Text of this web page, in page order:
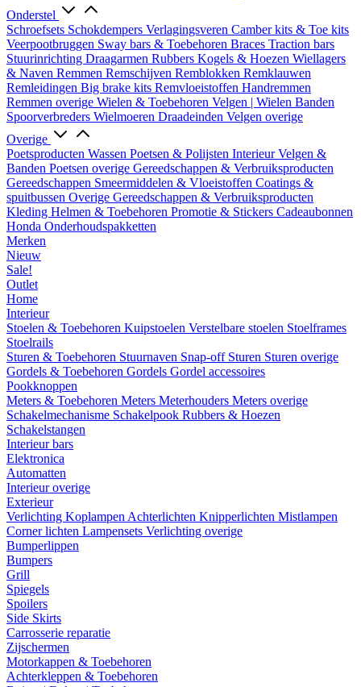
Onderstel
Schroefsets Schokdempers Verlagingsveren Camber kits & Toe kits
Veerpootbruggen Sway bars & Toebehoren Braces Traction bars
Stuurinrichting Draagarmen Rubbers Kogels & Hoezen Wiellagers
& Naven Remmen Remschijven Remblokken Remklauwen
Remleidingen Big brake kits Remvloeistoffen Handremmen
Remmen overige Wielen & Toebehoren Velgen | Wielen Banden
Spoorverbreders Wielmoeren Draadeinden Velgen overige
Overige
Poetsproducten Wassen Poetsen & Polijsten InterieurVelgen &
Banden Poetsen overige Gereedschappen & Verbruiksproducten
Gereedschappen Smeermiddelen & Vloeistoffen Coatings &
spuitbussen Overige Gereedschappen & Verbruiksproducten
Kleding Helmen & Toebehoren Promotie & Stickers Cadeaubonnen
Honda Onderhoudspakketten
Merken
Nieuw
Sale!
Outlet
Home
Interieur
Stoelen & Toebehoren Kuipstoelen Verstelbare stoelen Stoelframes
Stoelrails
Sturen & Toebehoren Stuurnaven Snap-off Sturen Sturen overige
Gordels & Toebehoren Gordels Gordel accessoires
Pookknoppen
Meters & Toebehoren Meters Meterhouders Meters overige
Schakelmechanisme Schakelpook Rubbers & Hoezen
Schakelstangen
Interieur bars
Elektronica
Automatten
Interieur overige
Exterieur
Verlichting Koplampen Achterlichten Knipperlichten Mistlampen
Corner lichten Lampensets Verlichting overige
Bumperlippen
Bumpers
Grill
Spiegels
Spoilers
Side Skirts
Carrosserie reparatie
Zijschermen
Motorkappen & Toebehoren
Achterkleppen & Toebehoren